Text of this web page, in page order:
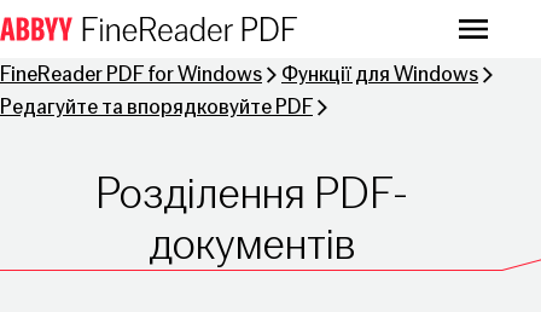
Menu
FineReader PDF for Windows
Функції для Windows
Редагуйте та впорядковуйте PDF
Розділення PDF-
документів